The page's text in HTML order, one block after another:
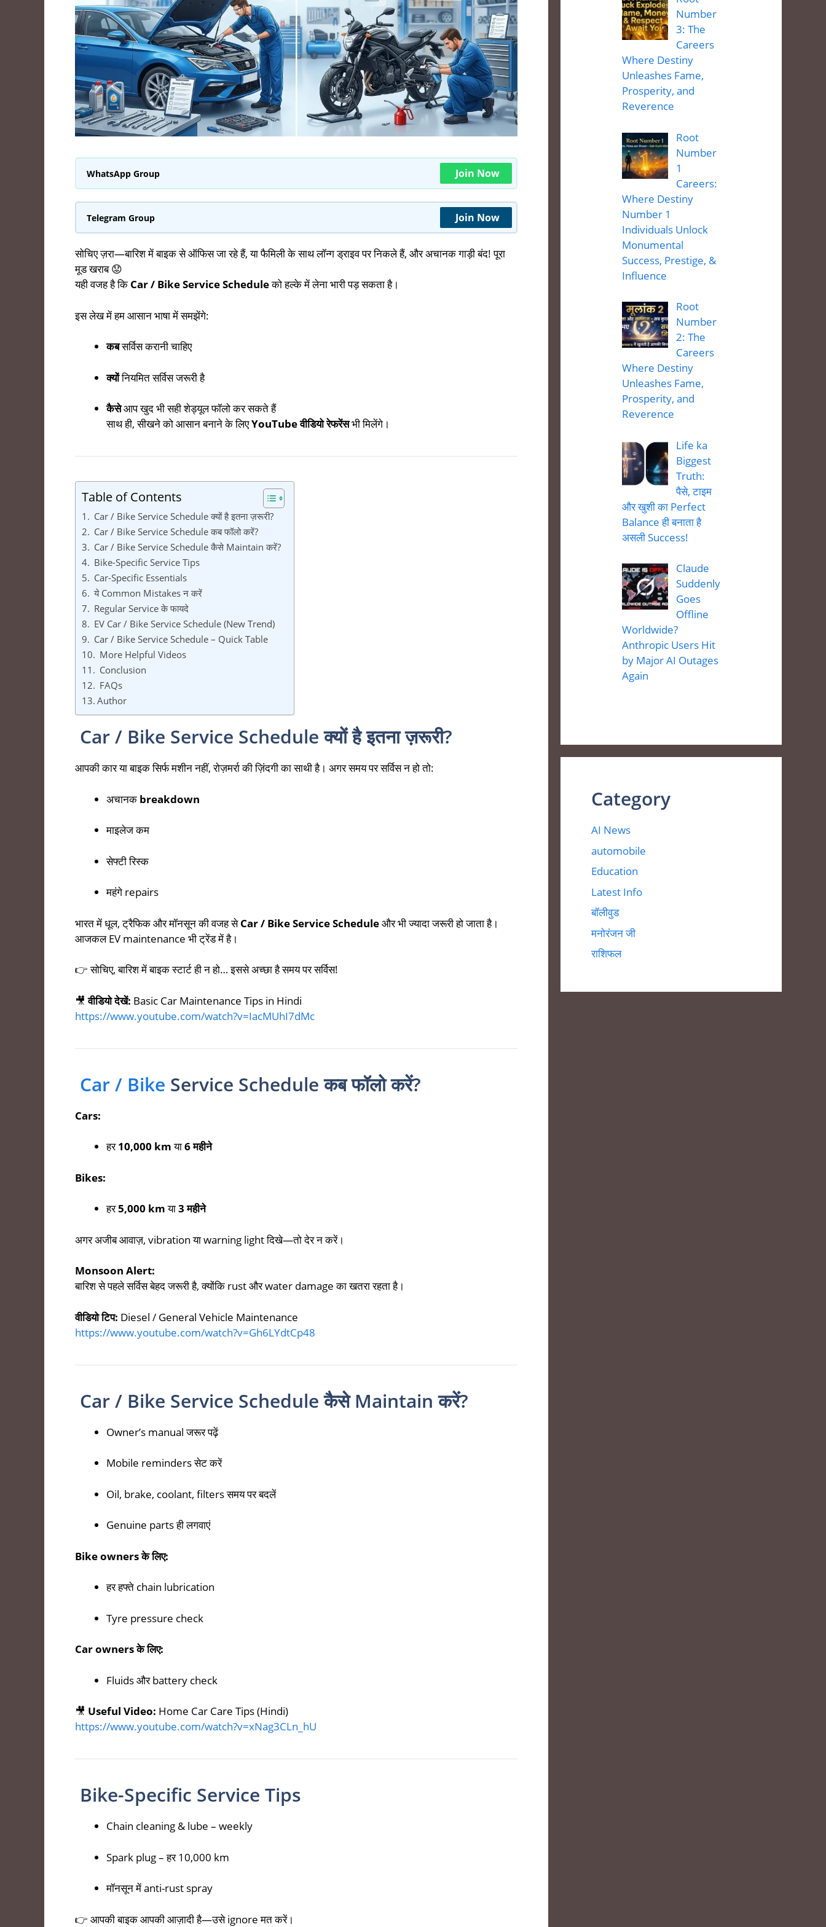
WhatsApp Group Join Now
Telegram Group Join Now
सोचिए ज़रा—बारिश में बाइक से ऑफिस जा रहे हैं, या फैमिली के साथ लॉन्ग ड्राइव पर निकले हैं, और अचानक गाड़ी बंद! पूरा
मूड खराब 😟
यही वजह है कि Car / Bike Service Scheduleको हल्के में लेना भारी पड़ सकता है।
इस लेख में हम आसान भाषा में समझेंगे:
कबसर्विस करानी चाहिए
क्योंनियमित सर्विस जरूरी है
कैसेआप खुद भी सही शेड्यूल फॉलो कर सकते हैं
साथ ही, सीखने को आसान बनाने के लिएYouTube वीडियो रेफरेंसभी मिलेंगे।
Table of Contents
Car / Bike Service Schedule क्यों है इतना ज़रूरी?
Car / Bike Service Schedule कब फॉलो करें?
Car / Bike Service Schedule कैसे Maintain करें?
Bike-Specific Service Tips
Car-Specific Essentials
ये Common Mistakes न करें
Regular Service के फायदे
EV Car / Bike Service Schedule (New Trend)
Car / Bike Service Schedule – Quick Table
More Helpful Videos
Conclusion
FAQs
Author
Car / Bike Service Schedule क्यों है इतना ज़रूरी?
आपकी कार या बाइक सिर्फ मशीन नहीं, रोज़मर्रा की ज़िंदगी का साथी है। अगर समय पर सर्विस न हो तो:
अचानक breakdown
माइलेज कम
सेफ्टी रिस्क
महंगे repairs
भारत में धूल, ट्रैफिक और मॉनसून की वजह सेCar / Bike Service Scheduleऔर भी ज्यादा जरूरी हो जाता है।
आजकल EV maintenance भी ट्रेंड में है।
👉 सोचिए, बारिश में बाइक स्टार्ट ही न हो… इससे अच्छा है समय पर सर्विस!
🎥वीडियो देखें: Basic Car Maintenance Tips in Hindi
https://www.youtube.com/watch?v=IacMUhI7dMc
Car / Bike Service Schedule कब फॉलो करें?
Cars:
हर10,000 kmया6 महीने
Bikes:
हर5,000 kmया3 महीने
अगर अजीब आवाज़, vibration या warning light दिखे—तो देर न करें।
Monsoon Alert:
बारिश से पहले सर्विस बेहद जरूरी है, क्योंकि rust और water damage का खतरा रहता है।
वीडियो टिप: Diesel / General Vehicle Maintenance
https://www.youtube.com/watch?v=Gh6LYdtCp48
Car / Bike Service Schedule कैसे Maintain करें?
Owner’s manual जरूर पढ़ें
Mobile reminders सेट करें
Oil, brake, coolant, filters समय पर बदलें
Genuine parts ही लगवाएं
Bike owners के लिए:
हर हफ्ते chain lubrication
Tyre pressure check
Car owners के लिए:
Fluids और battery check
🎥 Useful Video: Home Car Care Tips (Hindi)
https://www.youtube.com/watch?v=xNag3CLn_hU
Bike-Specific Service Tips
Chain cleaning & lube – weekly
Spark plug – हर 10,000 km
मॉनसून में anti-rust spray
👉 आपकी बाइक आपकी आज़ादी है—उसे ignore मत करें।
Number
3: The
Careers
Where Destiny
Unleashes Fame,
Prosperity, and
Reverence
Root
Number
1
Careers:
Where Destiny
Number 1
Individuals Unlock
Monumental
Success, Prestige, &
Influence
Root
Number
2: The
Careers
Where Destiny
Unleashes Fame,
Prosperity, and
Reverence
Life ka
Biggest
Truth:
पैसे, टाइम
और खुशी का Perfect
Balance ही बनाता है
असली Success!
Claude
Suddenly
Goes
Offline
Worldwide?
Anthropic Users Hit
by Major AI Outages
Again
Category
AI News
automobile
Education
Latest Info
बॉलीवुड
मनोरंजन जी
राशिफल